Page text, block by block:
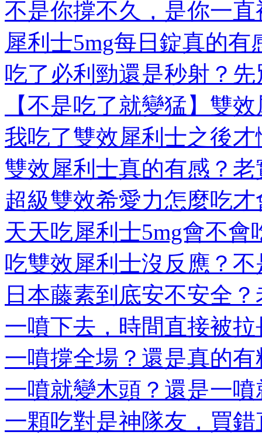
不是你撐不久，是你一
犀利士5mg每日錠真的有
吃了必利勁還是秒射？
【不是吃了就變猛】雙
我吃了雙效犀利士之後
雙效犀利士真的有感？
超級雙效希愛力怎麼吃
天天吃犀利士5mg會不會
吃雙效犀利士沒反應？
日本藤素到底安不安全
一噴下去，時間直接被
一噴撐全場？還是真的
一噴就變木頭？還是一
一顆吃對是神隊友，買